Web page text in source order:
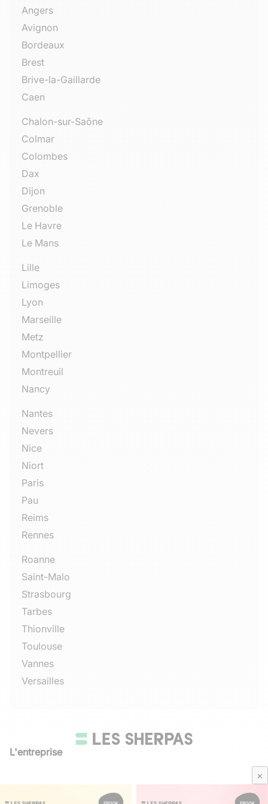
×
Angers
Avignon
Bordeaux
Brest
Brive-la-Gaillarde
Caen
Chalon-sur-Saône
Colmar
Colombes
Dax
Dijon
Grenoble
Le Havre
Le Mans
Lille
Limoges
Lyon
Marseille
Metz
Montpellier
Montreuil
Nancy
Nantes
Nevers
Nice
Niort
Paris
Pau
Reims
Rennes
Roanne
Saint-Malo
Strasbourg
Tarbes
Thionville
Toulouse
Vannes
Versailles
L'entreprise